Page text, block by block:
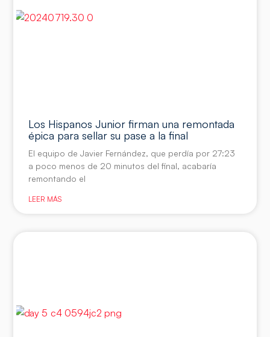
Los Hispanos Junior firman una remontada
épica para sellar su pase a la final
El equipo de Javier Fernández, que perdía por 27:23
a poco menos de 20 minutos del final, acabaría
remontando el
LEER MÁS